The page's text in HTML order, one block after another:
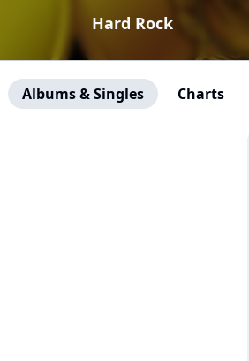
Hard Rock
Albums & Singles Charts